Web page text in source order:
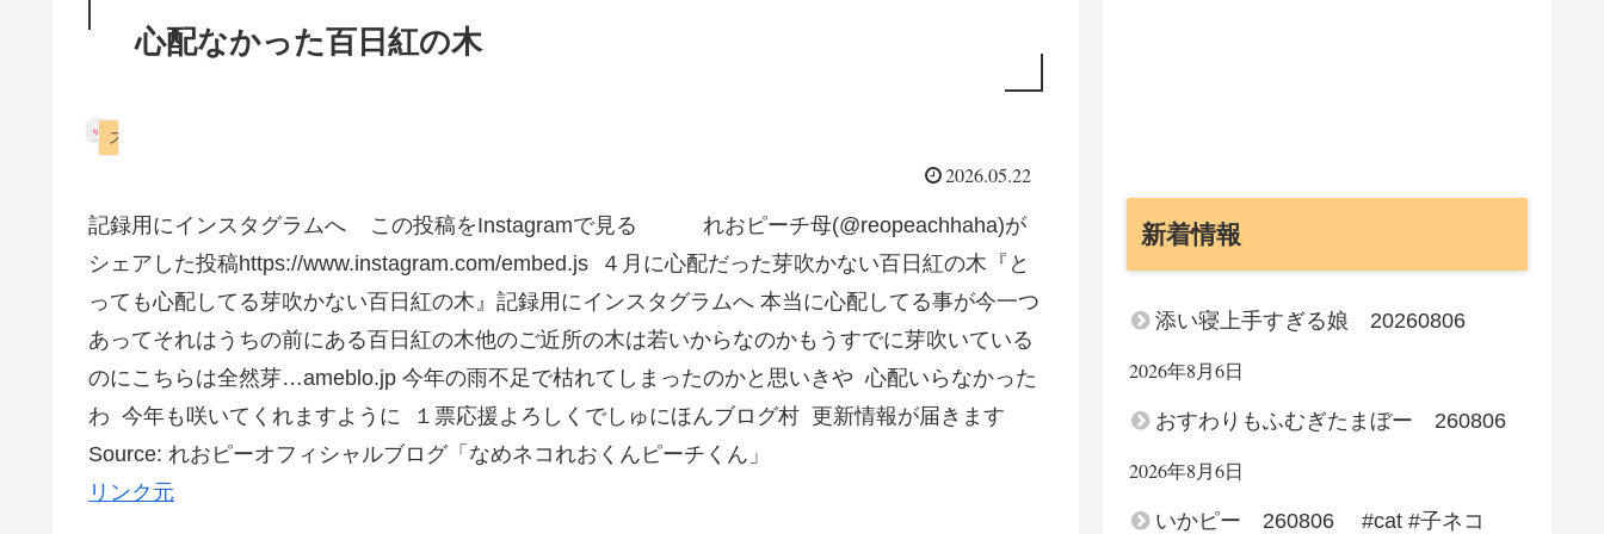
心配なかった百日紅の木
スコティッシュフォールド
2026.05.22
記録用にインスタグラムへ この投稿をInstagramで見る れおピーチ母(@reopeachhaha)が
シェアした投稿https://www.instagram.com/embed.js ４月に心配だった芽吹かない百日紅の木『と
っても心配してる芽吹かない百日紅の木』記録用にインスタグラムへ 本当に心配してる事が今一つ
あってそれはうちの前にある百日紅の木他のご近所の木は若いからなのかもうすでに芽吹いている
のにこちらは全然芽…ameblo.jp 今年の雨不足で枯れてしまったのかと思いきや 心配いらなかった
わ 今年も咲いてくれますように １票応援よろしくでしゅにほんブログ村 更新情報が届きます
Source: れおピーオフィシャルブログ「なめネコれおくんピーチくん」
リンク元
新着情報
添い寝上手すぎる娘 20260806
2026年8月6日
おすわりもふむぎたまぼー 260806
2026年8月6日
いかピー 260806 #cat #子ネコ